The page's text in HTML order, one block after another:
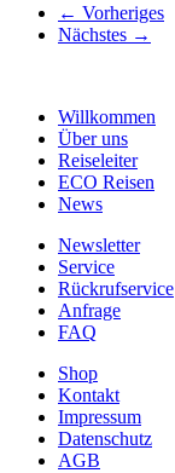
← Vorheriges
Nächstes →
Willkommen
Über uns
Reiseleiter
ECO Reisen
News
Newsletter
Service
Rückrufservice
Anfrage
FAQ
Shop
Kontakt
Impressum
Datenschutz
AGB